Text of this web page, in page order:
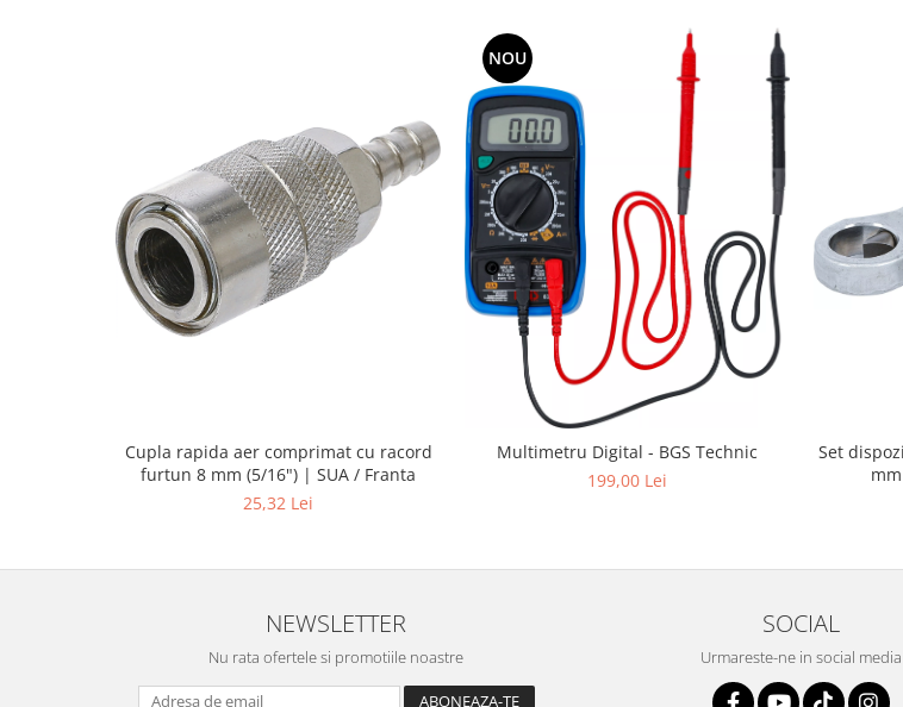
Cupla rapida aer comprimat cu racord
furtun 8 mm (5/16") | SUA / Franta
25,32 Lei
NOU
Multimetru Digital - BGS Technic
199,00 Lei
Set
NEWSLETTER
Nu rata ofertele si promotiile noastre
SOCIAL
Urmareste-ne in social media